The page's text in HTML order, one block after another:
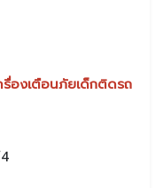
รื่องเตือนภัยเด็กติดรถ